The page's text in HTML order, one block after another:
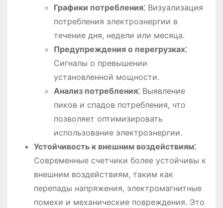
Графики потребления⁚Визуализация
потребления электроэнергии в
течение дня, недели или месяца․
Предупреждения о перегрузках⁚
Сигналы о превышении
установленной мощности․
Анализ потребления⁚Выявление
пиков и спадов потребления, что
позволяет оптимизировать
использование электроэнергии․
Устойчивость к внешним воздействиям⁚
Современные счетчики более устойчивы к
внешним воздействиям, таким как
перепады напряжения, электромагнитные
помехи и механические повреждения․ Это